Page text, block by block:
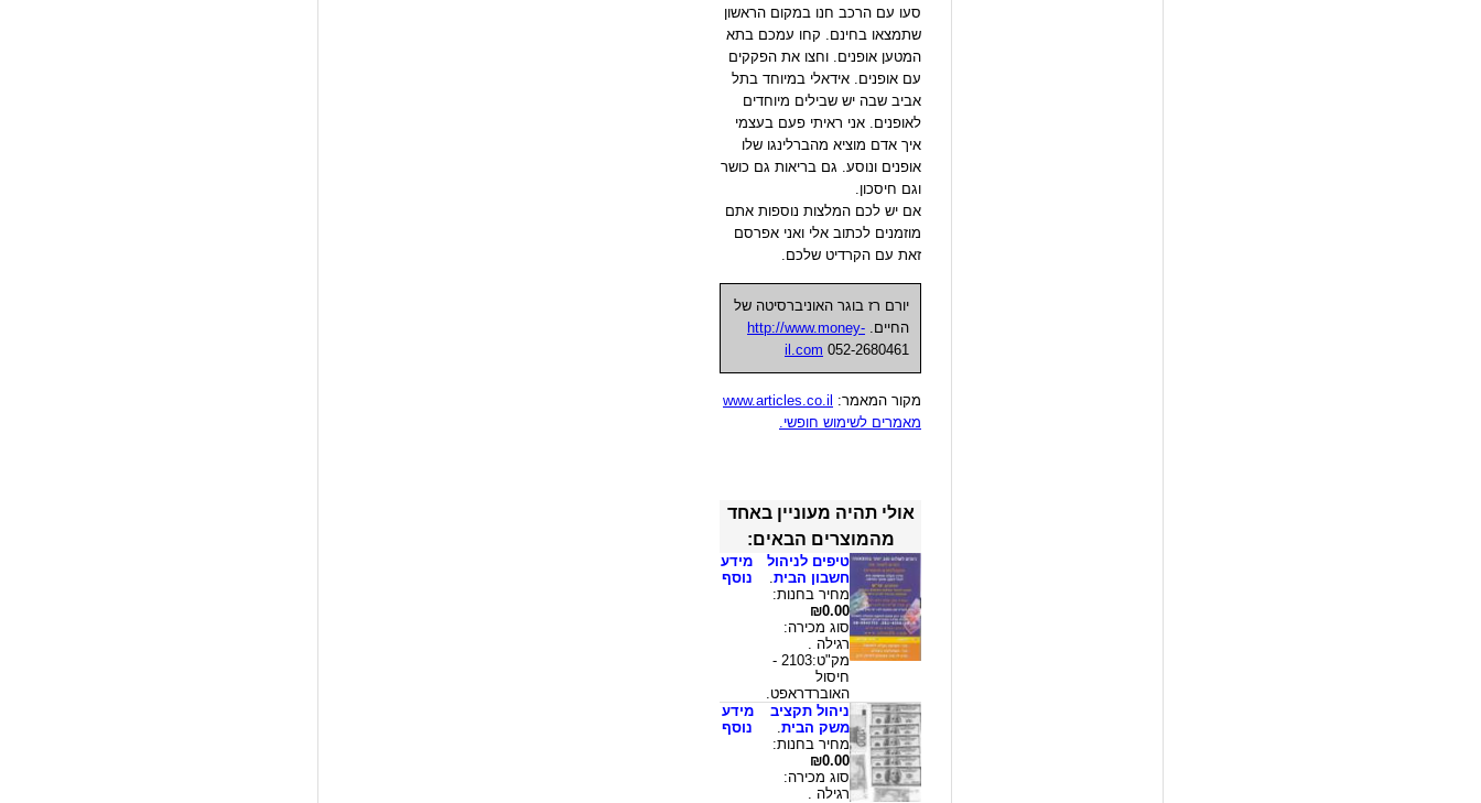
סעו עם הרכב חנו במקום הראשון
שתמצאו בחינם. קחו עמכם בתא
המטען אופנים. וחצו את הפקקים
עם אופנים. אידאלי במיוחד בתל
אביב שבה יש שבילים מיוחדים
לאופנים. אני ראיתי פעם בעצמי
איך אדם מוציא מהברלינגו שלו
אופנים ונוסע. גם בריאות גם כושר
וגם חיסכון.
אם יש לכם המלצות נוספות אתם
מוזמנים לכתוב אלי ואני אפרסם
זאת עם הקרדיט שלכם.
יורם רז בוגר האוניברסיטה של
החיים. http://www.money-
il.com 052-2680461
מקור המאמר: www.articles.co.il
מאמרים לשימוש חופשי.
אולי תהיה מעוניין באחד
מהמוצרים הבאים:
מידע
נוסף
טיפים לניהול
חשבון הבית
מחיר בחנות:
₪0.00
סוג מכירה:
רגילה .
מק"ט:2103 -
חיסול
האוברדראפט.
מידע
נוסף
ניהול תקציב
משק הבית
מחיר בחנות:
₪0.00
סוג מכירה:
רגילה .